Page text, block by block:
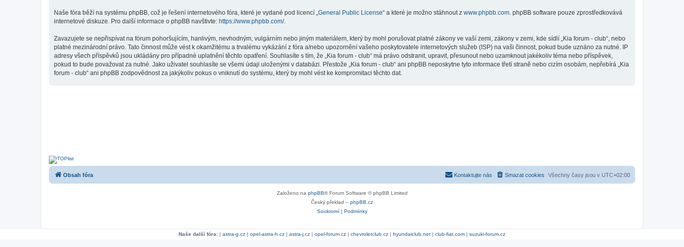
Naše fóra běží na systému phpBB, což je řešení internetového fóra, které je vydané pod licencí „ General Public License“ a které je možno stáhnout z www.phpbb.com . phpBB software pouze zprostředkovává
internetové diskuze. Pro další informace o phpBB navštivte: https://www.phpbb.com/.
Zavazujete se nepřispívat na fórum pohoršujícím, hanlivým, nevhodným, vulgárním nebo jiným materiálem, který by mohl porušovat platné zákony ve vaší zemi, zákony v zemi, kde sídlí „Kia forum - club“, nebo
platné mezinárodní právo. Tato činnost může vést k okamžitému a trvalému vykázání z fóra a/nebo upozornění vašeho poskytovatele internetových služeb (ISP) na vaši činnost, pokud bude uznáno za nutné. IP
adresy všech příspěvků jsou ukládány pro případné uplatnění těchto opatření. Souhlasíte s tím, že „Kia forum - club“ má právo odstranit, upravit, přesunout nebo uzamknout jakékoliv téma nebo příspěvek,
pokud to bude považovat za nutné. Jako uživatel souhlasíte se všemi údaji uloženými v databázi. Přestože „Kia forum - club“ ani phpBB neposkytne tyto informace třetí straně nebo cizím osobám, nepřebírá „Kia
forum - club“ ani phpBB zodpovědnost za jakýkoliv pokus o vniknutí do systému, který by mohl vést ke kompromitaci těchto dat.
Obsah fóra Všechny časy jsou v UTC+02:00
Smazat cookies
Kontaktujte nás
Založeno na phpBB® Forum Software © phpBB Limited
Český překlad – phpBB.cz
Soukromí| Podmínky
Naše další fóra: | astra-g.cz | opel-astra-h.cz | astra-j.cz | opel-forum.cz | chevroletclub.cz | hyundaiclub.net | club-fiat.com | suzuki-forum.cz